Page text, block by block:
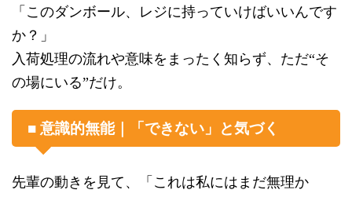
「このダンボール、レジに持っていけばいいんです
か？」
入荷処理の流れや意味をまったく知らず、ただ“そ
の場にいる”だけ。
■ 意識的無能｜「できない」と気づく
先輩の動きを見て、「これは私にはまだ無理か